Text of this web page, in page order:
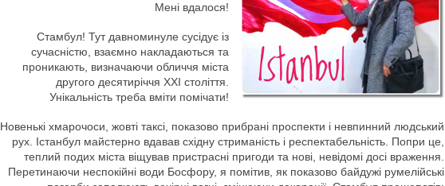
Мені вдалося!
Стамбул! Тут давноминуле сусідує із
сучасністю, взаємно накладаються та
проникають, визначаючи обличчя міста
другого десятиріччя ХХІ століття.
Унікальність треба вміти помічати!
Новенькі хмарочоси, жовті таксі, показово прибрані проспекти і невпинний людський
рух. Істанбул майстерно вдавав східну стриманість і респектабельність. Попри це,
теплий подих міста віщував пристрасні пригоди та нові, невідомі досі враження.
Перетинаючи неспокійні води Босфору, я помітив, як показово байдужі румелійські